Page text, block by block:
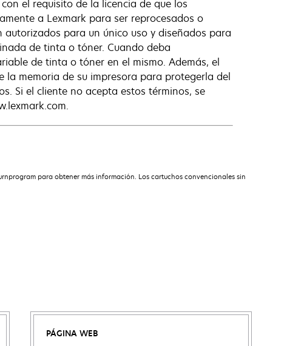
el requisito de la licencia de que los
a Lexmark para ser reprocesados o
para un único uso y diseñados para
de tinta o tóner. Cuando deba
de tinta o tóner en el mismo. Además, el
memoria de su impresora para protegerla del
Si el cliente no acepta estos términos, se
para obtener más información. Los cartuchos convencionales sin
PÁGINA WEB